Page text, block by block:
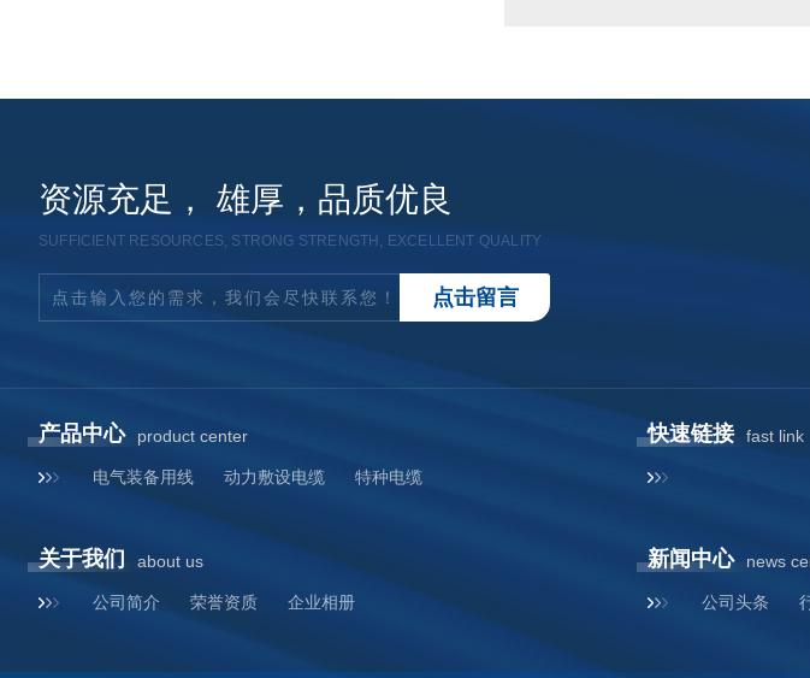
资源充足， 雄厚，品质优良
SUFFICIENT RESOURCES, STRONG STRENGTH, EXCELLENT QUALITY
点击输入您的需求，我们会尽快联系您！ 点击留言
产品中心 product center
电气装备用线 动力敷设电缆 特种电缆
快速链接 fast link
关于我们 about us
公司简介 荣誉资质 企业相册
新闻中心 news
公司头条